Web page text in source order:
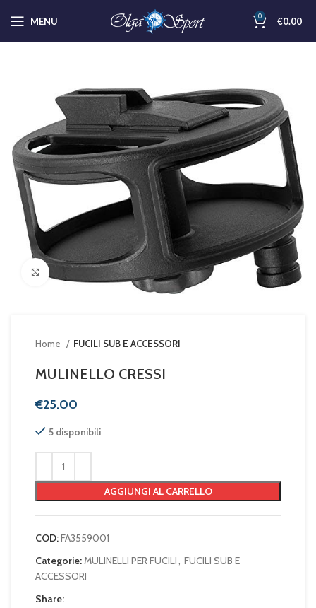
MENU 0 €0.00
Clicca per ingrandire
Home FUCILI SUB E ACCESSORI
MULINELLO CRESSI
€
5 disponibili
AGGIUNGI AL CARRELLO
COD:FA3559001
Categorie:MULINELLI PER FUCILI, FUCILI SUB E
ACCESSORI
Share: